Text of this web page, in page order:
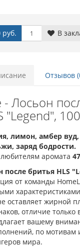
руб. В
Отзывов
Лосьон
"Legend",
лимон, амбер
заряд бодрости.
аромата
бритья HLS
от команды
оставляет жирной
отличие только
вашему
по мотивам
мира.